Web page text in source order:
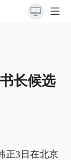
长候选
正3日在北京